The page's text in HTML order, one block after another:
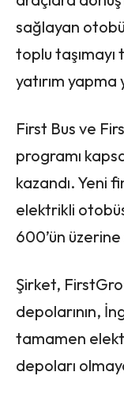
sağlayan
toplu
yatırım
First Bus ve
programı
kazandı. Yeni
elektrikli
600’ün
Şirket,
depolarının,
tamamen
depoları